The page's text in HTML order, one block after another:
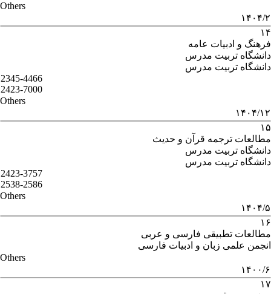
Others
۱۴۰۴/۲
۱۴
فرهنگ و ادبیات عامه
دانشگاه تربیت مدرس
دانشگاه تربیت مدرس
2345-4466
2423-7000
Others
۱۴۰۴/۱۲
۱۵
مطالعات ترجمه قرآن و حدیث
دانشگاه تربیت مدرس
دانشگاه تربیت مدرس
2423-3757
2538-2586
Others
۱۴۰۴/۵
۱۶
مطالعات تطبیقی فارسی و عربی
انجمن علمی زبان و ادبیات فارسی
Others
۱۴۰۰/۶
۱۷